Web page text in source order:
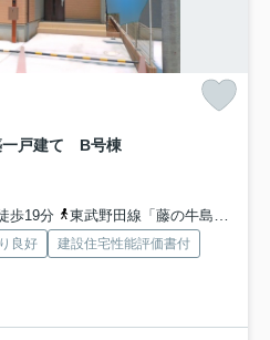
一戸建て B号棟
歩19分
東武野田線「藤の牛島」駅 徒歩17分
良好
建設住宅性能評価書付